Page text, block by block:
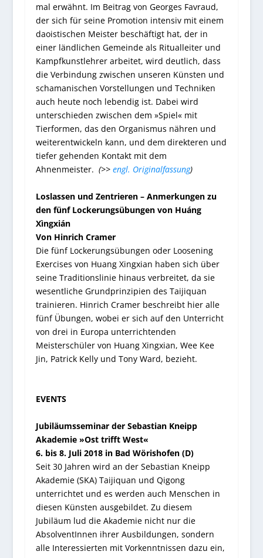
mal erwähnt. Im Beitrag von Georges Favraud,
der sich für seine Promotion intensiv mit einem
daoistischen Meister beschäftigt hat, der in
einer ländlichen Gemeinde als Ritualleiter und
Kampfkunstlehrer arbeitet, wird deutlich, dass
die Verbindung zwischen unseren Künsten und
schamanischen Vorstellungen und Techniken
auch heute noch lebendig ist. Dabei wird
unterschieden zwischen dem »Spiel« mit
Tierformen, das den Organismus nähren und
weiterentwickeln kann, und dem direkteren und
tiefer gehenden Kontakt mit dem
Ahnenmeister. (>> engl. Originalfassung)
Loslassen und Zentrieren – Anmerkungen zu
den fünf Lockerungsübungen von Huáng
Xìngxián
Von Hinrich Cramer
Die fünf Lockerungsübungen oder Loosening
Exercises von Huang Xingxian haben sich über
seine Traditionslinie hinaus verbreitet, da sie
wesentliche Grundprinzipien des Taijiquan
trainieren. Hinrich Cramer beschreibt hier alle
fünf Übungen, wobei er sich auf den Unterricht
von drei in Europa unterrichtenden
Meisterschüler von Huang Xingxian, Wee Kee
Jin, Patrick Kelly und Tony Ward, bezieht.
EVENTS
Jubiläumsseminar der Sebastian Kneipp
Akademie »Ost trifft West«
6. bis 8. Juli 2018 in Bad Wörishofen (D)
Seit 30 Jahren wird an der Sebastian Kneipp
Akademie (SKA) Taijiquan und Qigong
unterrichtet und es werden auch Menschen in
diesen Künsten ausgebildet. Zu diesem
Jubiläum lud die Akademie nicht nur die
AbsolventInnen ihrer Ausbildungen, sondern
alle Interessierten mit Vorkenntnissen dazu ein,